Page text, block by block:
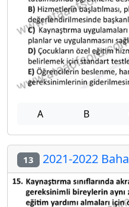
A B
13 2021-2022